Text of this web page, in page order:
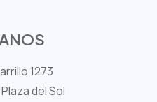
1273
del Sol